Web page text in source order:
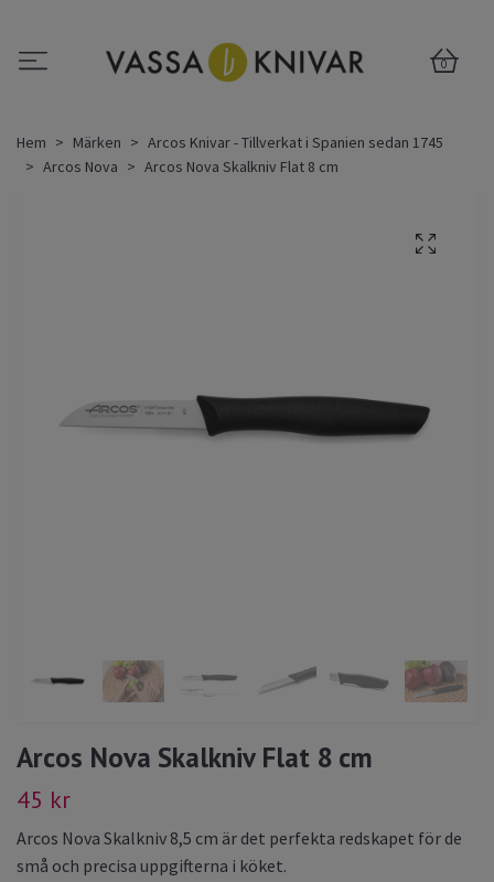
0
Hem Märken
Arcos Knivar - Tillverkat i Spanien sedan 1745
Arcos Nova
Arcos Nova Skalkniv Flat 8 cm
Arcos Nova Skalkniv Flat 8 cm
45 kr
Arcos Nova Skalkniv 8,5 cm är det perfekta redskapet för de
små och precisa uppgifterna i köket.